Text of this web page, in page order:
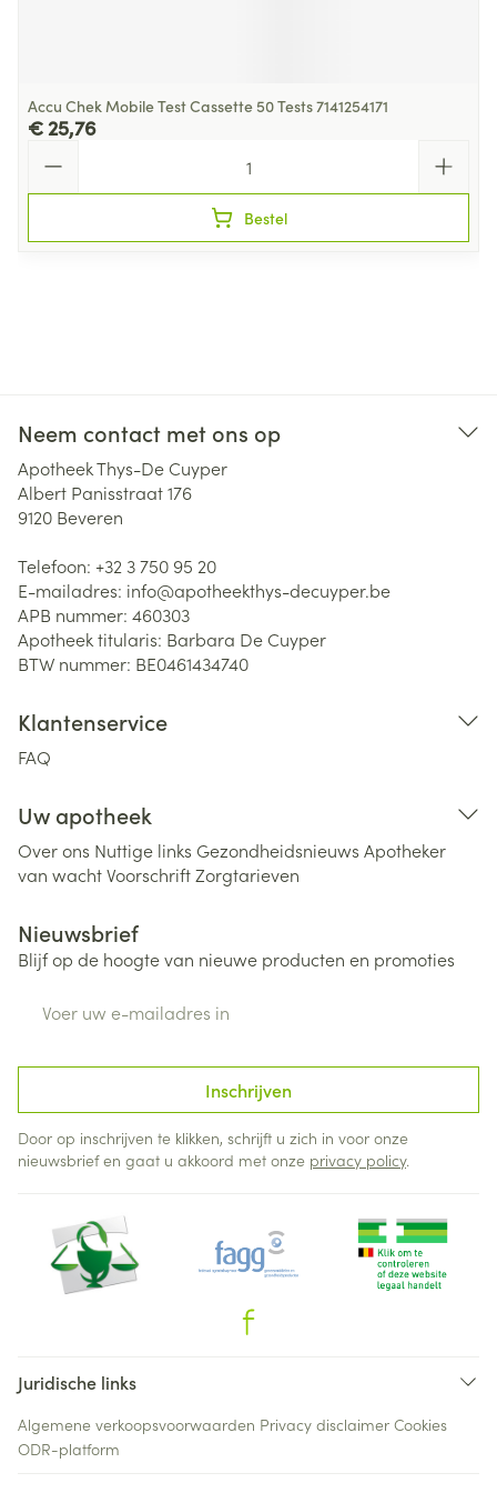
Accu Chek Mobile Test Cassette 50 Tests 7141254171
€ 25,76
Bestel
Neem contact met ons op
Apotheek Thys-De Cuyper
Albert Panisstraat 176
9120 Beveren
Telefoon: +32 3 750 95 20
E-mailadres: info@apotheekthys-decuyper.be
APB nummer: 460303
Apotheek titularis: Barbara De Cuyper
BTW nummer: BE0461434740
Klantenservice
FAQ
Uw apotheek
Over ons Nuttige links Gezondheidsnieuws Apotheker
van wachtVoorschriftZorgtarieven
Nieuwsbrief
Blijf op de hoogte van nieuwe producten en promoties
Inschrijven
Door op inschrijven te klikken, schrijft u zich in voor onze
nieuwsbrief en gaat u akkoord met onze privacy policy.
Juridische links
Algemene verkoopsvoorwaarden Privacy disclaimer Cookies
ODR-platform